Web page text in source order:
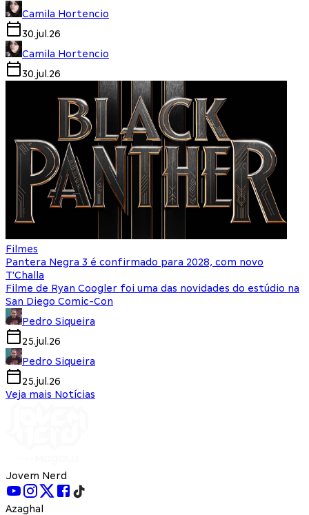
Camila Hortencio
30.jul.26
Camila Hortencio
30.jul.26
Filmes
Pantera Negra 3 é confirmado para 2028, com novo
T'Challa
Filme de Ryan Coogler foi uma das novidades do estúdio na
San Diego Comic-Con
Pedro Siqueira
25.jul.26
Pedro Siqueira
25.jul.26
Veja mais Notícias
Jovem Nerd
Azaghal